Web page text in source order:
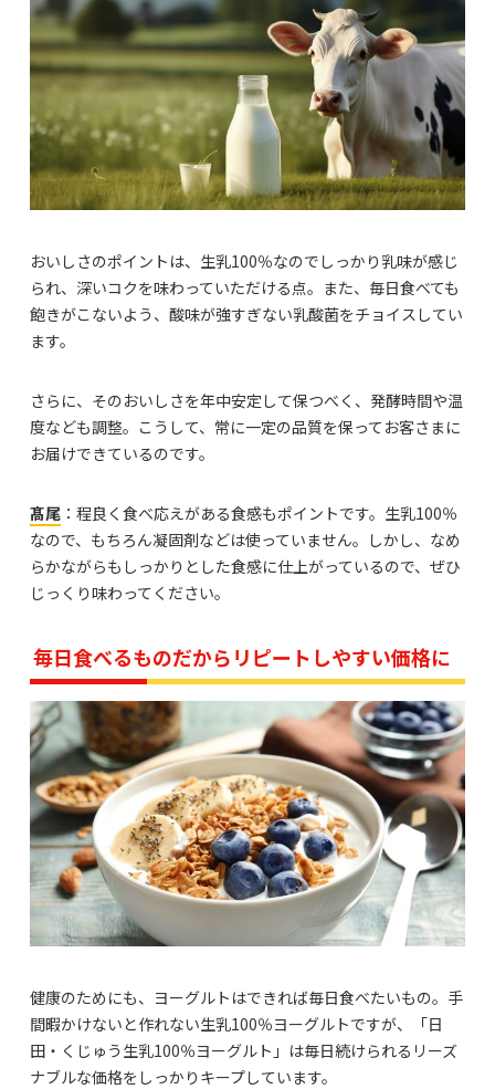
おいしさのポイントは、生乳100％なのでしっかり乳味が感じ
られ、深いコクを味わっていただける点。また、毎日食べても
飽きがこないよう、酸味が強すぎない乳酸菌をチョイスしてい
ます。
さらに、そのおいしさを年中安定して保つべく、発酵時間や温
度なども調整。こうして、常に一定の品質を保ってお客さまに
お届けできているのです。
髙尾 ：程良く食べ応えがある食感もポイントです。生乳100％
なので、もちろん凝固剤などは使っていません。しかし、なめ
らかながらもしっかりとした食感に仕上がっているので、ぜひ
じっくり味わってください。
毎日食べるものだからリピートしやすい価格に
健康のためにも、ヨーグルトはできれば毎日食べたいもの。手
間暇かけないと作れない生乳100％ヨーグルトですが、「日
田・くじゅう生乳100％ヨーグルト」は毎日続けられるリーズ
ナブルな価格をしっかりキープしています。